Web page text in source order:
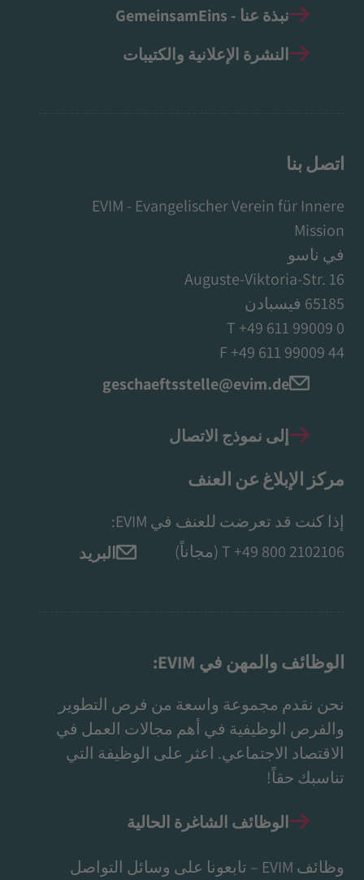
نبذة عنا - GemeinsamEins
النشرة الإعلانية والكتيبات
اتصل بنا
EVIM - Evangelischer Verein für Innere
Mission
في ناسو
Auguste-Viktoria-Str. 16
65185 فيسبادن
T +49 611 99009 0
F +49 611 99009 44
geschaeftsstelle@evim.de
إلى نموذج الاتصال
مركز الإبلاغ عن العنف
إذا كنت قد تعرضت للعنف في EVIM:
T +49 800 2102106 (مجاناً) البريد
الوظائف والمهن في EVIM:
نحن نقدم مجموعة واسعة من فرص التطوير
والفرص الوظيفية في أهم مجالات العمل في
الاقتصاد الاجتماعي. اعثر على الوظيفة التي
تناسبك حقاً!
الوظائف الشاغرة الحالية
وظائف EVIM – تابعونا على وسائل التواصل